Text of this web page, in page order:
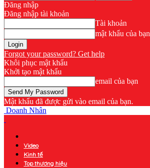
Đăng nhập
Đăng nhập tài khoản
Tài khoản
mật khẩu của bạn
Forgot your password? Get help
Khôi phục mật khẩu
Khởi tạo mật khẩu
email của bạn
Mật khẩu đã được gửi vào email của bạn.
Doanh Nhân
Video
Kinh tế
Top thương hiệu